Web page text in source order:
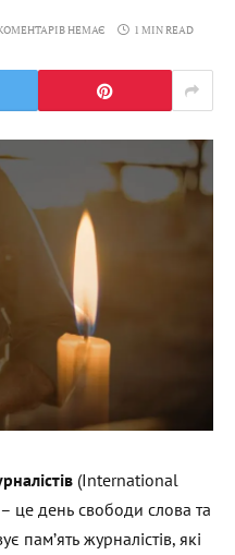
НЕМАЄ 1 MIN READ
(International
це день свободи слова та
пам’ять журналістів, які